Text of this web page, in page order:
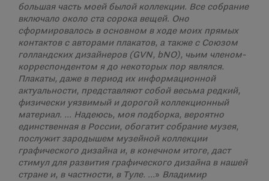
большая часть моей былой коллекции. Все собрание
включало около ста сорока вещей. Оно
сформировалось в основном в ходе моих прямых
контактов с авторами плакатов, а также с Союзом
голландских дизайнеров (GVN, bNO), чьим членом-
корреспондентом я до некоторых пор являлся.
Плакаты, даже в период их информационной
актуальности, представляют собой весьма редкий,
физически уязвимый и дорогой коллекционный
материал. … Надеюсь, моя подборка, вероятно
единственная в России, обогатит собрание музея,
послужит зародышем музейной коллекции
графического дизайна и, в конечном итоге, даст
стимул для развития графического дизайна в нашей
стране и, в частности, в Туле. …» Владимир